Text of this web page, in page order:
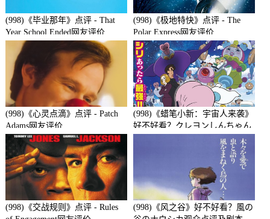
(998)《毕业那年》点评 - That
Year School Ended网友评价
(998)《极地特快》点评 - The
Polar Express网友评价
(998)《心灵点滴》点评 - Patch
Adams网友评价
(998)《蜡笔小新：宇宙人来袭》
好不好看？クレヨンしんちゃん
襲来!!宇宙人シリリ观众点评及
(998)《交战规则》点评 - Rules
(998)《风之谷》好不好看？風の